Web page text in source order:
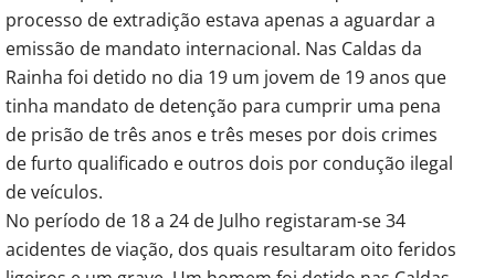
processo de extradição estava apenas a aguardar a
emissão de mandato internacional. Nas Caldas da
Rainha foi detido no dia 19 um jovem de 19 anos que
tinha mandato de detenção para cumprir uma pena
de prisão de três anos e três meses por dois crimes
de furto qualificado e outros dois por condução ilegal
de veículos.
No período de 18 a 24 de Julho registaram-se 34
acidentes de viação, dos quais resultaram oito feridos